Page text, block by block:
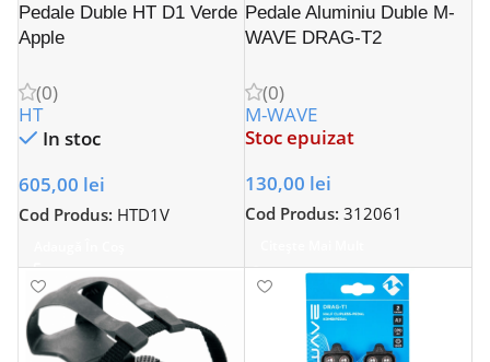
Pedale Duble HT D1 Verde
Apple
(0)
HT
In stoc
605,00 lei
Cod Produs: HTD1V
Pedale Aluminiu Duble M-
WAVE DRAG-T2
(0)
M-WAVE
Stoc epuizat
130,00 lei
Cod Produs:312061